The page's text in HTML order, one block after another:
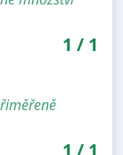
1 / 1
1 / 1